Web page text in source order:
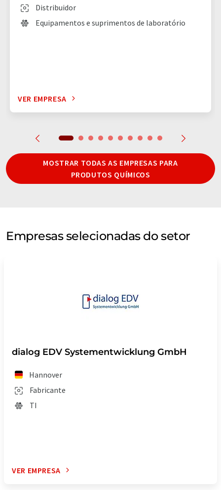
Distribuidor
Equipamentos e suprimentos de laboratório
VER EMPRESA
MOSTRAR TODAS AS EMPRESAS PARA
PRODUTOS QUÍMICOS
Empresas selecionadas do setor
dialog EDV Systementwicklung GmbH
Hannover
Fabricante
TI
VER EMPRESA